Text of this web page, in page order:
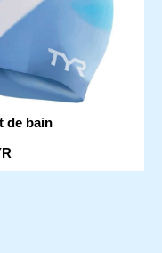
de bain